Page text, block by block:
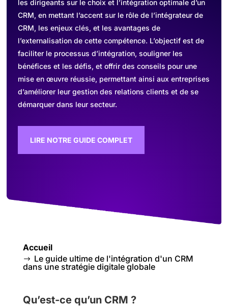
les dirigeants sur le choix et l’intégration optimale d’un
CRM, en mettant l’accent sur le rôle de l’intégrateur de
CRM, les enjeux clés, et les avantages de
l’externalisation de cette compétence. L’objectif est de
faciliter le processus d’intégration, souligner les
bénéfices et les défis, et offrir des conseils pour une
mise en œuvre réussie, permettant ainsi aux entreprises
d’améliorer leur gestion des relations clients et de se
démarquer dans leur secteur.
LIRE NOTRE GUIDE COMPLET
Accueil
Le guide ultime de l'intégration d'un CRM
dans une stratégie digitale globale
Qu’est-ce qu’un CRM ?